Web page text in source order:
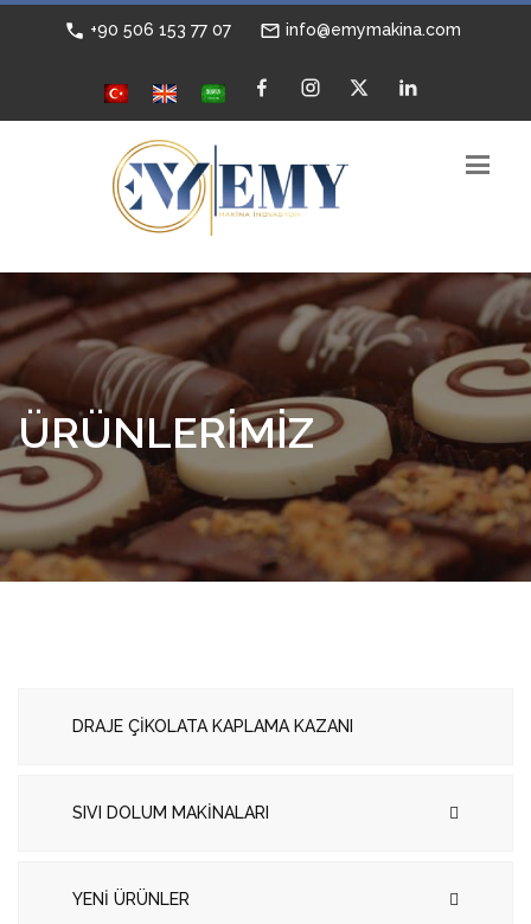
+90 506 153 77 07 info@emymakina.com
ÜRÜNLERİMİZ
DRAJE ÇİKOLATA KAPLAMA KAZANI
SIVI DOLUM MAKİNALARI
YENİ ÜRÜNLER